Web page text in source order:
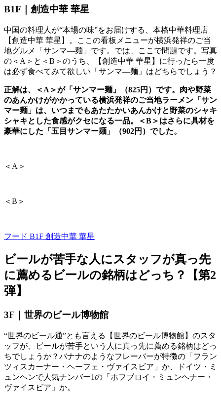
B1F｜創造中華 華星
中国の料理人が“本場の味”をお届けする、本格中華料理店
【創造中華 華星】。ここの看板メニューが横浜発祥のご当
地グルメ「サンマ―麺」です。では、ここで問題です。写真
の＜ A ＞と＜ B ＞のうち、【創造中華 華星】に行ったら一度
は必ず食べてみて欲しい「サンマ―麺」はどちらでしょう？
正解は、＜A＞が「サンマー麺」（825円）です。肉や野菜
のあんかけがかかっている横浜発祥のご当地ラーメン「サン
マー麺」は、いつまでもあたたかいあんかけと野菜のシャキ
シャキとした食感がクセになる一品。＜B＞はさらに具材を
豪華にした「五目サンマー麺」（902円）でした。
＜ A ＞
＜ B ＞
フード B1F 創造中華 華星
ビールが苦手な人にスタッフが真っ先
に薦めるビールの銘柄はどっち？【第2
弾】
3F｜世界のビール博物館
“世界のビール通”とも言える【世界のビール博物館】のスタ
ッフが、ビールが苦手という人に真っ先に薦める銘柄はどっ
ちでしょうか？バナナのようなフレーバーが特徴の「フラン
ツィスカーナー・ヘーフェ・ヴァイスビア」か、ドイツ・ミ
ュンヘンで人気ナンバー1の「ホフブロイ・ミュンヘナー・
ヴァイスビア」か。